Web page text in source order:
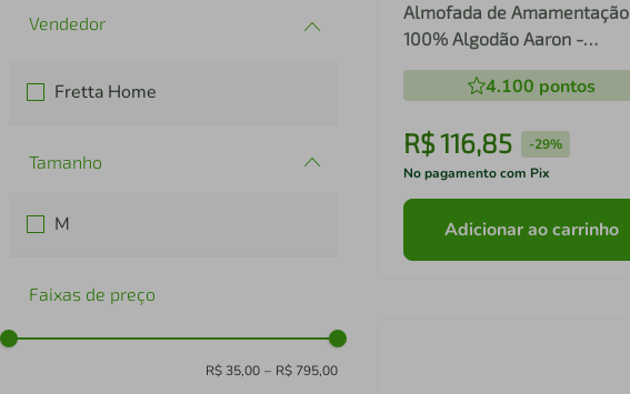
Estampado
Fretta Home
Tamanho
M
Faixas de preço
R$ 35,00 – R$ 795,00
Almofada de Amamentação
100% Algodão Aaron -
Batistela
4.100 pontos
R$116,85 -29%
No pagamento com Pix
Adicionar ao carrinho